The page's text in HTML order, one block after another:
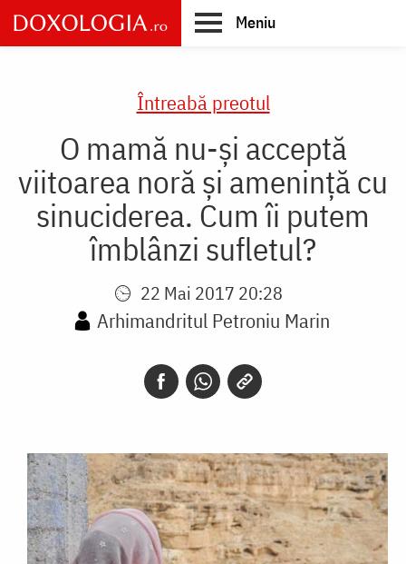
Skip
to
main
Meniu
Întreabă preotul
O mamă nu-și acceptă
viitoarea noră și amenință cu
sinuciderea. Cum îi putem
îmblânzi sufletul?
22 Mai 2017 20:28
Arhimandritul Petroniu Marin